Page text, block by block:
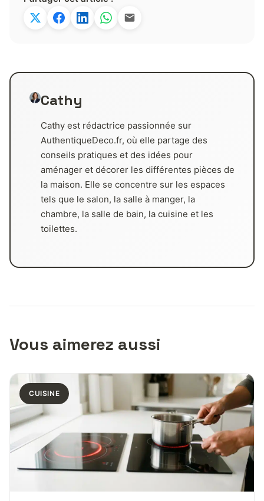
Cathy
Cathy est rédactrice passionnée sur
AuthentiqueDeco.fr, où elle partage des
conseils pratiques et des idées pour
aménager et décorer les différentes pièces de
la maison. Elle se concentre sur les espaces
tels que le salon, la salle à manger, la
chambre, la salle de bain, la cuisine et les
toilettes.
Vous aimerez aussi
CUISINE